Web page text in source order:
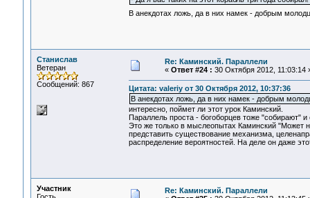
В анекдотах ложь, да в них намек - добрым
Станислав
Ветеран
Сообщений: 867
Re: Каминский. Параллели
« Ответ #24 : 30 Октября 2012, 11:03:14
Цитата: valeriy от 30 Октября 2012, 10:37:36
В анекдотах ложь, да в них намек - добрым
интересно, поймет ли этот урок Каминский.
Параллель проста - богоборцев тоже "собирают"
Это же только в мыслеопытах Каминский "Может
представить существование механизма,
распределение вероятностей. На деле он даже
Участник
Re: Каминский. Параллели